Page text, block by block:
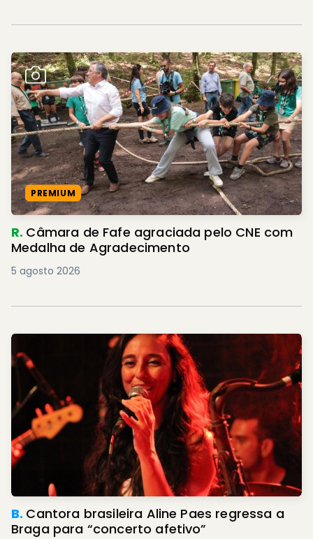
PREMIUM
R. Câmara de Fafe agraciada pelo CNE com
Medalha de Agradecimento
5 agosto 2026
B. Cantora brasileira Aline Paes regressa a
Braga para “concerto afetivo”